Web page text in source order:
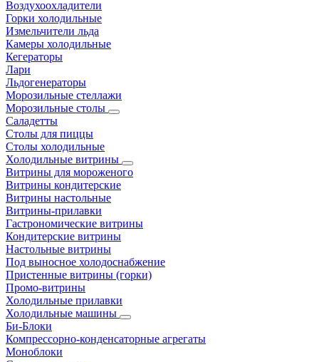
Воздухоохладители
Горки холодильные
Измельчители льда
Камеры холодильные
Кегераторы
Лари
Льдогенераторы
Морозильные стеллажи
Морозильные столы
Саладетты
Столы для пиццы
Столы холодильные
Холодильные витрины
Витрины для мороженого
Витрины кондитерские
Витрины настольные
Витрины-прилавки
Гастрономические витрины
Кондитерские витрины
Настольные витрины
Под выносное холодоснабжение
Пристенные витрины (горки)
Промо-витрины
Холодильные прилавки
Холодильные машины
Би-Блоки
Компрессорно-конденсаторные агрегаты
Моноблоки